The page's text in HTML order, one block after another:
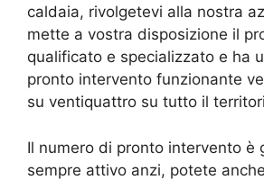
caldaia, rivolgetevi alla nostra
mette a vostra disposizione il
qualificato e specializzato e ha
pronto intervento funzionante
su ventiquattro su tutto il
Il numero di pronto intervento è
sempre attivo anzi, potete